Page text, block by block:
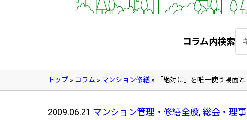
コラム内検索
トップ » コラム » マンション修繕 » 「絶対に」を唯一使う場面
2009.06.21 マンション管理・修繕全般, 総会・理
管理費カイゼン隊 »